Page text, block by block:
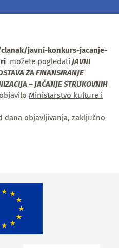
javni-konkurs-jacanje-
možete pogledati JAVNI
ZA FINANSIRANJE
– JAČANJE STRUKOVNIH
Ministarstvo kulture i
dana objavljivanja, zaključno